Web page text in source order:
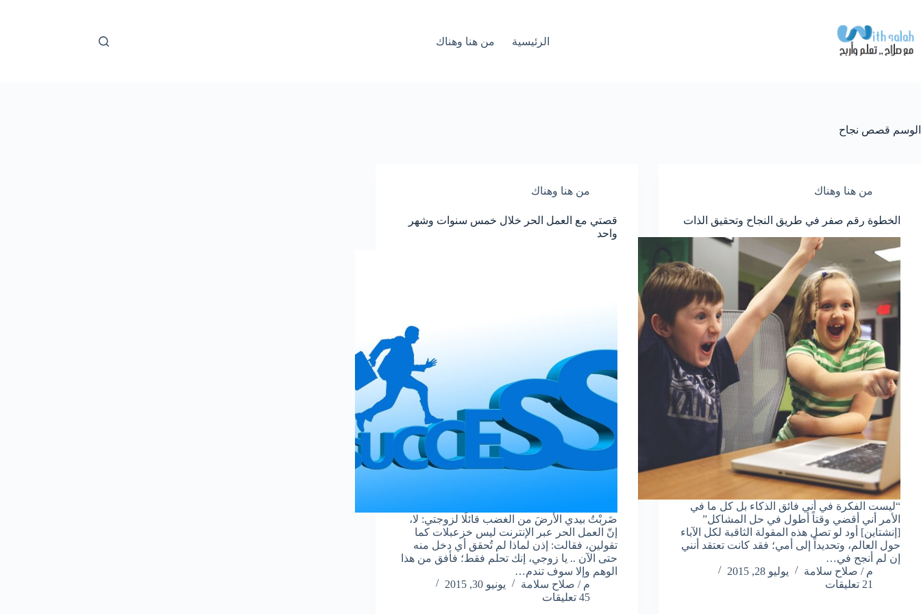
المحتوى
الرئيسية من هنا وهناك
الوسم قصص نجاح
من هنا وهناك
الخطوة رقم صفر في طريق النجاح وتحقيق الذات
“ليست الفكرة في أني فائق الذكاء بل كل ما في
الأمر أني أقضي وقتاً أطول في حل المشاكل”
[إنشتاين] أود لو تصل هذه المقولة الثاقبة لكل الآباء
حول العالم، وتحديداً إلى أمي؛ فقد كانت تعتقد أنني
إن لم أنجح في…
م / صلاح سلامة
يوليو 28, 2015
21 تعليقات
من هنا وهناك
قصتي مع العمل الحر خلال خمس سنوات وشهر
واحد
ضَربْتُ بيدي الأرضَ من الغضب قائلًا لزوجتي: لا،
إنّ العمل الحر عبر الإنترنت ليس خزعبلات كما
تقولين، فقالت: إذن لماذا لم تُحقق أي دخل منه
حتى الآن .. يا زوجي، إنك تحلم فقط؛ فأفق من هذا
الوهم وإلا سوف تندم…
م / صلاح سلامة
يونيو 30, 2015
45 تعليقات